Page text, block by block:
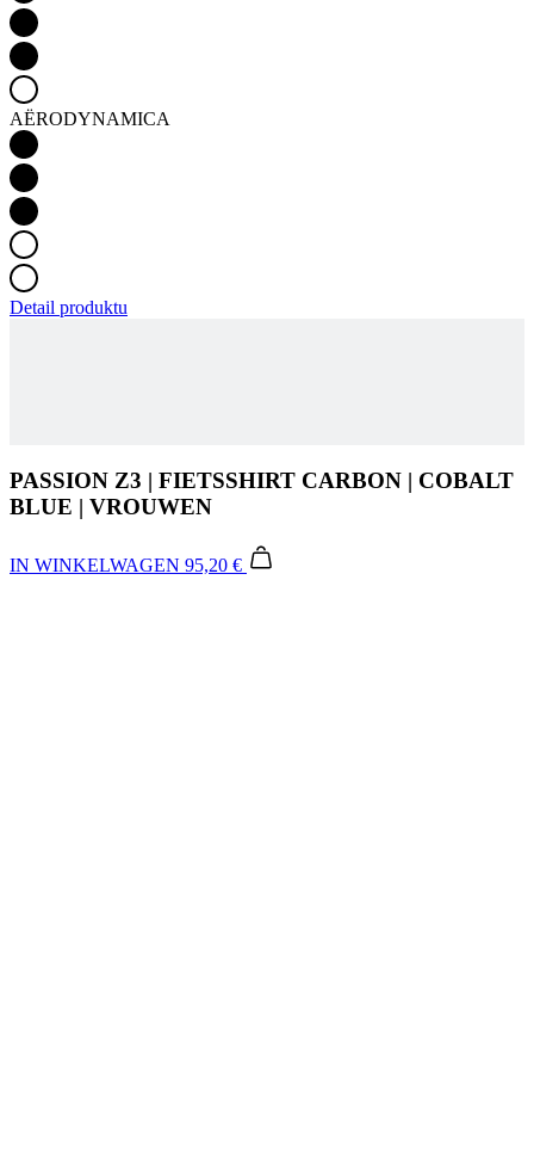
AËRODYNAMICA
Detail produktu
PASSION Z3 | FIETSSHIRT CARBON | COBALT
BLUE | VROUWEN
IN WINKELWAGEN 95,20 €